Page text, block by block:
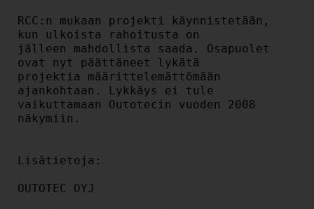
RCC:n mukaan projekti käynnistetään,
kun ulkoista rahoitusta on
jälleen mahdollista saada. Osapuolet
ovat nyt päättäneet lykätä
projektia määrittelemättömään
ajankohtaan. Lykkäys ei tule
vaikuttamaan Outotecin vuoden 2008
näkymiin.
Lisätietoja:
OUTOTEC OYJ